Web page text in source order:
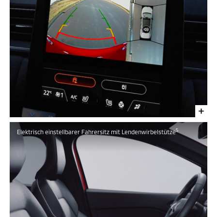
Elektrisch einstellbarer Fahrersitz mit Lendenwirbelstütze5